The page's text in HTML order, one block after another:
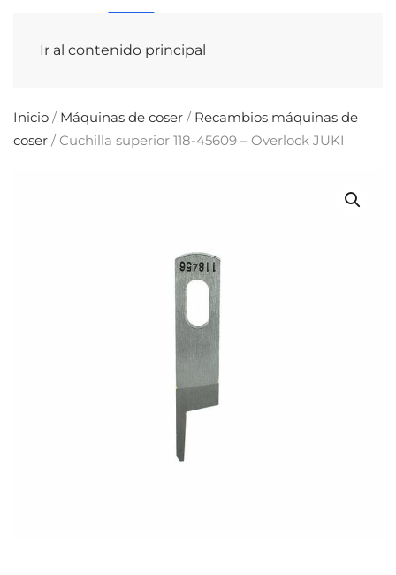
Ir al contenido principal
Inicio / Máquinas de coser / Recambios máquinas de
coser / Cuchilla superior 118-45609 – Overlock JUKI